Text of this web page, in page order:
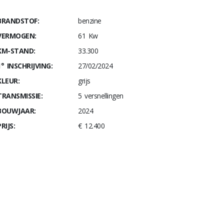
benzine
61 Kw
STAND:
33.300
INSCHRIJVING:
27/02/2024
grijs
5 versnellingen
2024
€ 12.400